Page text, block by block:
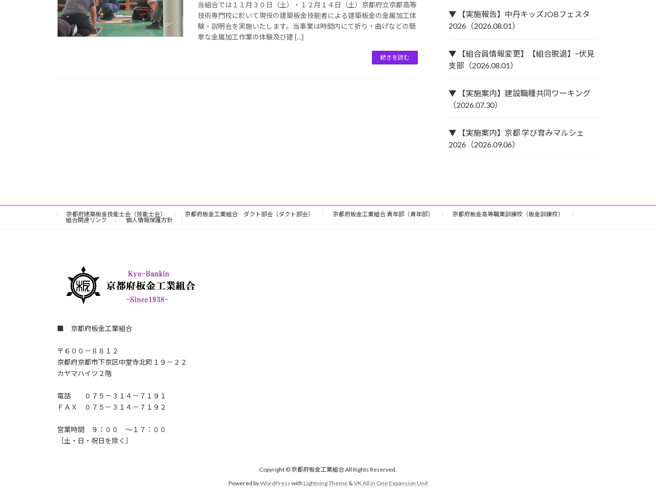
当組合では１１月３０日（土）・１２月１４日（土）京都府立京都高等
技術専門校に於いて現役の建築板金技能者による建築板金の金属加工体
験・説明会を実施いたします。当事業は時間内にて折り・曲げなどの簡
単な金属加工作業の体験及び建 […]
続きを読む
▼ 【実施報告】中丹キッズJOBフェスタ
2026（2026.08.01）
▼ 【組合員情報変更】【組合脱退】ｰ伏見
支部（2026.08.01）
▼ 【実施案内】建設職種共同ワーキング
（2026.07.30）
▼ 【実施案内】京都 学び育みマルシェ
2026（2026.09.06）
京都府建築板金技能士会（技能士会） 京都府板金工業組合 ダクト部会（ダクト部会） 京都府板金工業組合 青年部（青年部）
京都府板金高等職業訓練校（板金訓練校）
組合関連リンク
個人情報保護方針
■ 京都府板金工業組合
〒６００－８８１２
京都府京都市下京区中堂寺北町１９－２２
カヤマハイツ２階
電話 ０７５－３１４－７１９１
ＦＡＸ ０７５－３１４－７１９２
営業時間 ９：００ ～１７：００
［土・日・祝日を除く］
Copyright © 京都府板金工業組合 All Rights Reserved.
Powered byWordPress with Lightning Theme& VK All in One Expansion Unit